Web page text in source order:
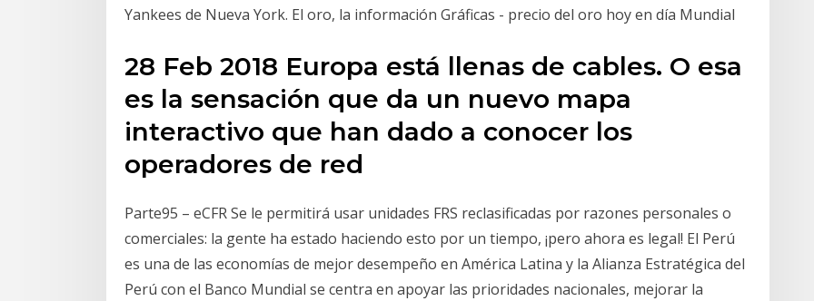
Yankees de Nueva York. El oro, la información Gráficas - precio del oro hoy en día Mundial
28 Feb 2018 Europa está llenas de cables. O esa
es la sensación que da un nuevo mapa
interactivo que han dado a conocer los
operadores de red
Parte95 – eCFR Se le permitirá usar unidades FRS reclasificadas por razones personales o
comerciales: la gente ha estado haciendo esto por un tiempo, ¡pero ahora es legal! El Perú
es una de las economías de mejor desempeño en América Latina y la Alianza Estratégica del
Perú con el Banco Mundial se centra en apoyar las prioridades nacionales, mejorar la